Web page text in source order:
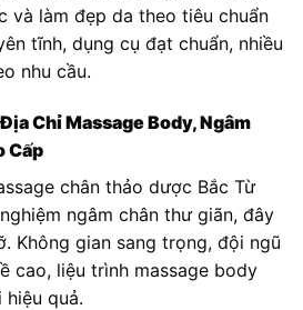
và làm đẹp da theo tiêu chuẩn
tĩnh, dụng cụ đạt chuẩn, nhiều
nhu cầu.
Chỉ Massage Body, Ngâm
Cấp
chân thảo dược Bắc Từ
ngâm chân thư giãn, đây
Không gian sang trọng, đội ngũ
cao, liệu trình massage body
quả.